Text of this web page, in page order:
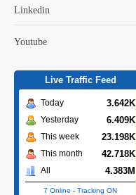
Linkedin
Youtube
Live Traffic Feed
Today 3.642K
Yesterday 6.409K
This week 23.198K
This month 42.718K
All 4.383M
7 Online - Tracking ON